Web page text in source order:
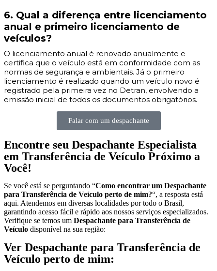
6. Qual a diferença entre licenciamento
anual e primeiro licenciamento de
veículos?
O licenciamento anual é renovado anualmente e
certifica que o veículo está em conformidade com as
normas de segurança e ambientais. Já o primeiro
licenciamento é realizado quando um veículo novo é
registrado pela primeira vez no Detran, envolvendo a
emissão inicial de todos os documentos obrigatórios.
Falar com um despachante
Encontre seu Despachante Especialista
em Transferência de Veículo Próximo a
Você!
Se você está se perguntando “Como encontrar um Despachante
para Transferência de Veículo perto de mim?“, a resposta está
aqui. Atendemos em diversas localidades por todo o Brasil,
garantindo acesso fácil e rápido aos nossos serviços especializados.
Verifique se temos um Despachante para Transferência de
Veículo disponível na sua região:
Ver Despachante para Transferência de
Veículo perto de mim: